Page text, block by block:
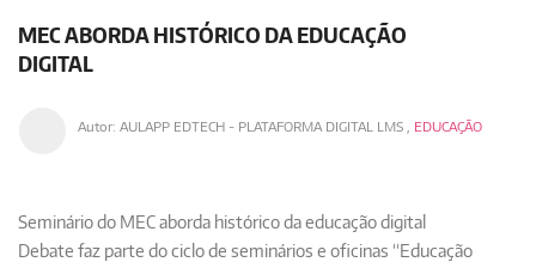
MEC ABORDA HISTÓRICO DA EDUCAÇÃO
DIGITAL
Autor: AULAPP EDTECH - PLATAFORMA DIGITAL LMS, EDUCAÇÃO
Seminário do MEC aborda histórico da educação digital
Debate faz parte do ciclo de seminários e oficinas “Educação